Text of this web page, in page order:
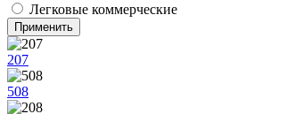
Легковые коммерческие
207
508